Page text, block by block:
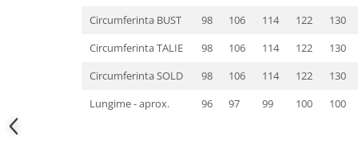
Circumferinta BUST
98 106 114 122 130
Circumferinta TALIE
98 106 114 122 130
Circumferinta SOLD
98 106 114 122 130
Lungime - aprox.
96 97 99 100 100